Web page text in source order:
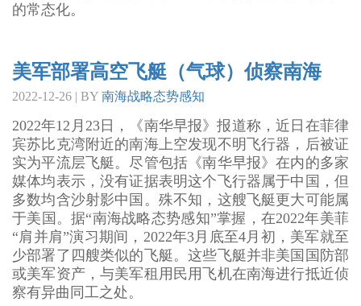
的常态化。
美军部署高空飞艇（气球）侦察南海
2022-12-26 | BY 南海战略态势感知
2022年12月23日，《南华早报》报道称，近日在菲律
宾苏比克湾附近的南海上空发现不明飞行器，后被证
实为平流层飞艇。尽管包括《南华早报》在内的多家
媒体均表示，没有证据表明这个飞行器属于中国，但
多数均含沙射影中国。殊不知，这艘飞艇更大可能属
于美国。据“南海战略态势感知”掌握，在2022年美菲
“肩并肩”演习期间，2022年3月底至4月初，美军就至
少部署了四艘类似的飞艇。这些飞艇并非美国国防部
或美军资产，与美军租用民用飞机在南海进行抵近侦
察有异曲同工之处。